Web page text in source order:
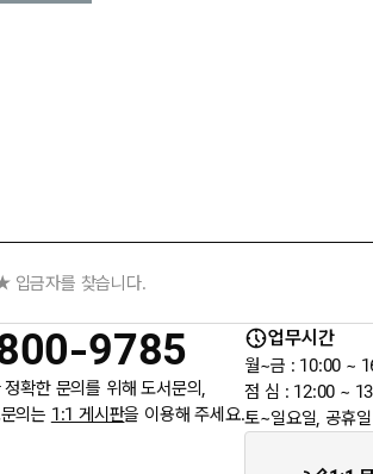
입금자를 찾습니다.
월 3일 지방선거일 휴무 안내
9785
정확한 문의를 위해 도서문의,
의는 1:1 게시판을 이용해 주세요.
업무시간
월~금 : 10:00 ~
점 심 : 12:00 ~
토~일요일, 공휴